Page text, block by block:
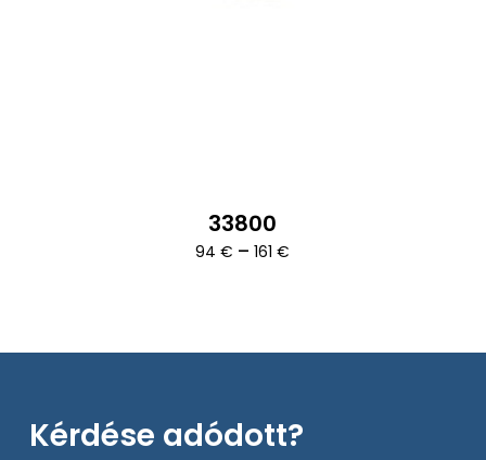
33800
94€ – 161€
Kérdése adódott?